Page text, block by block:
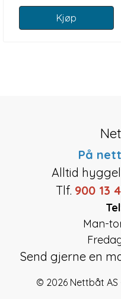
Kjøp
På
Alltid
Tlf. 900 13
Man-
Send gjerne en
© 2026 Nettbåt AS